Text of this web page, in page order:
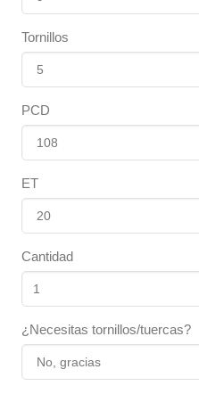
Tornillos
PCD
ET
Cantidad
¿Necesitas tornillos/tuercas?